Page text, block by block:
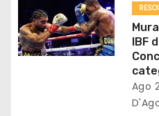
o
n
IBF
Ago